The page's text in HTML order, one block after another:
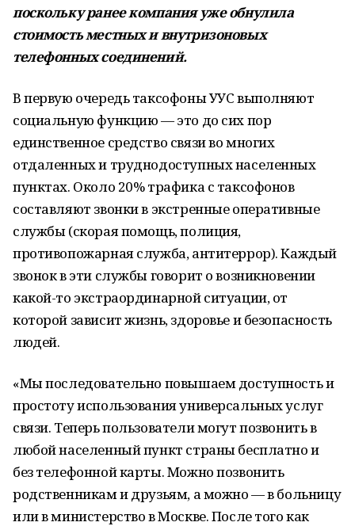
поскольку ранее компания уже обнулила
стоимость местных и внутризоновых
телефонных соединений.
В первую очередь таксофоны УУС выполняют
социальную функцию — это до сих пор
единственное средство связи во многих
отдаленных и труднодоступных населенных
пунктах. Около 20% трафика с таксофонов
составляют звонки в экстренные оперативные
службы (скорая помощь, полиция,
противопожарная служба, антитеррор). Каждый
звонок в эти службы говорит о возникновении
какой-то экстраординарной ситуации, от
которой зависит жизнь, здоровье и безопасность
людей.
«Мы последовательно повышаем доступность и
простоту использования универсальных услуг
связи. Теперь пользователи могут позвонить в
любой населенный пункт страны бесплатно и
без телефонной карты. Можно позвонить
родственникам и друзьям, а можно — в больницу
или в министерство в Москве. После того как